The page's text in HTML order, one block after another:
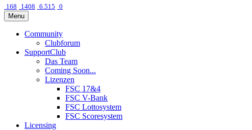
168 1408 6.515 0
Menu
Community
Clubforum
SupportClub
Das Team
Coming Soon...
Lizenzen
FSC 17&4
FSC V-Bank
FSC Lottosystem
FSC Scoresystem
Licensing